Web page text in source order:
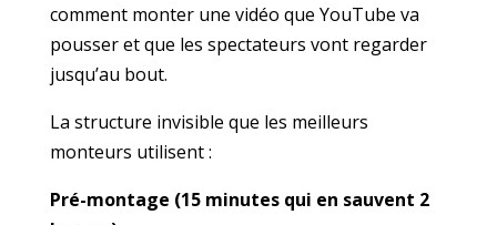
comment monter une vidéo que YouTube va
pousser et que les spectateurs vont regarder
jusqu’au bout.
La structure invisible que les meilleurs
monteurs utilisent :
Pré-montage (15 minutes qui en sauvent 2